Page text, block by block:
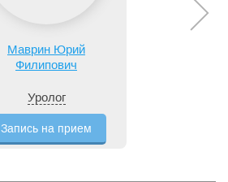
Маврин Юрий
Филипович
Уролог
Запись на прием